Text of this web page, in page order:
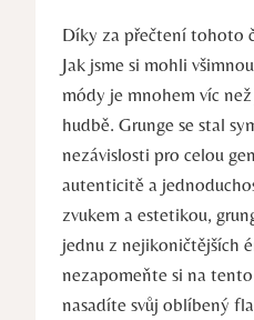
Díky za ‌přečtení tohoto
Jak jsme ⁣si ​mohli‍
módy je mnohem víc
⁤hudbě. Grunge se‌ stal
nezávislosti ‍pro celou
autenticitě a
zvukem a estetikou,
jednu z nejikoničtějších​
nezapomeňte si na
nasadíte svůj⁤ oblíbený⁣